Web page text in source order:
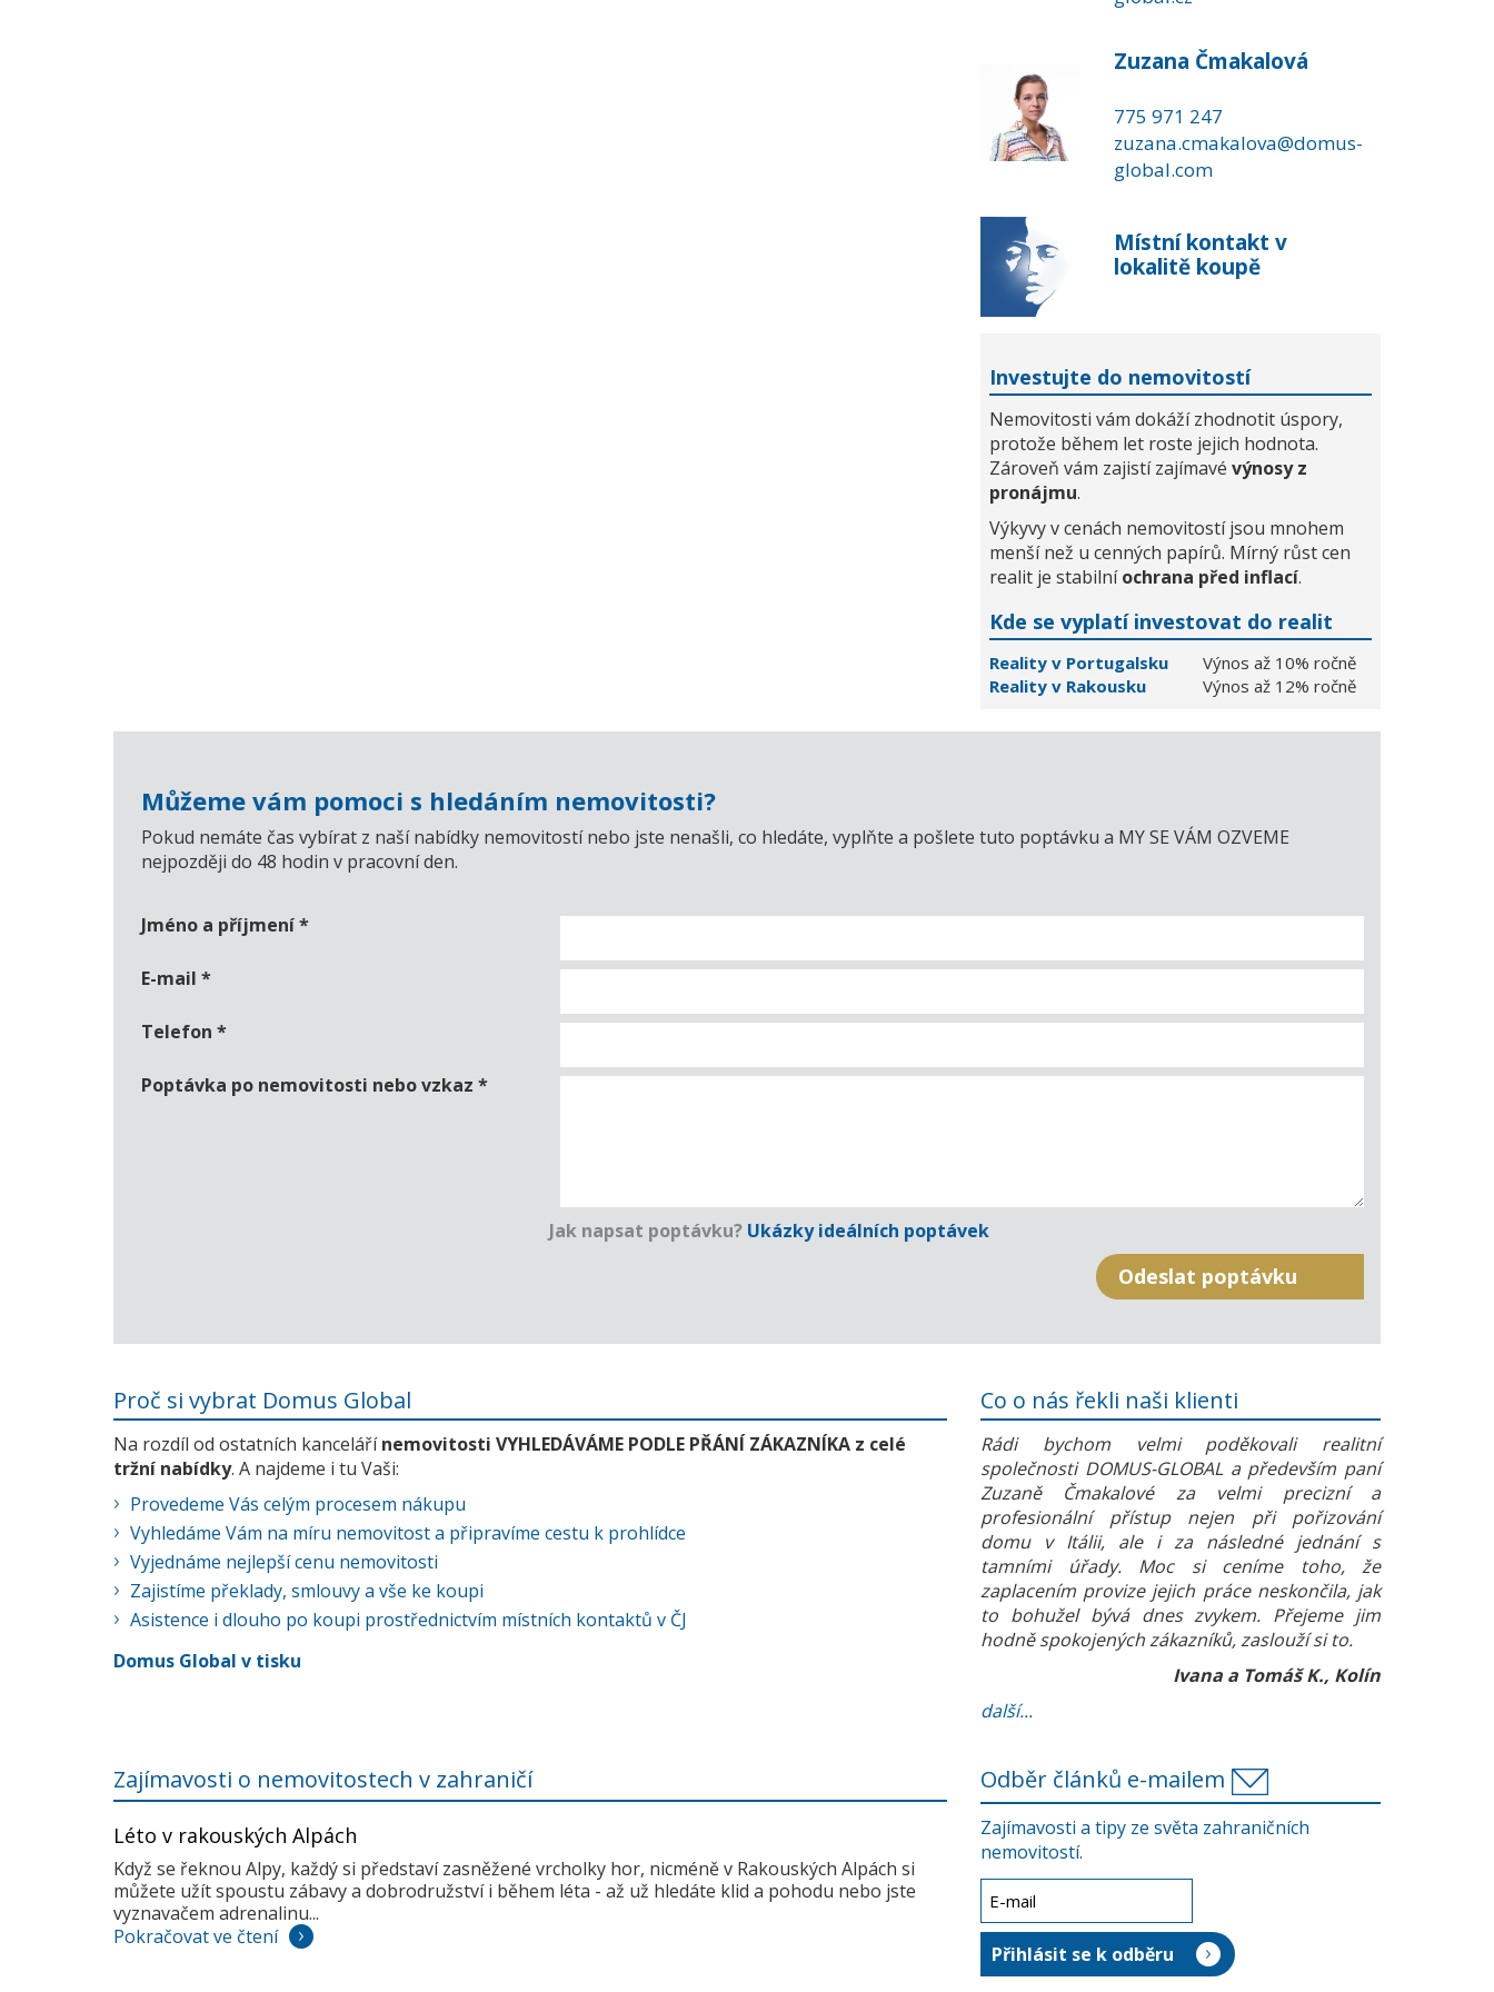
Zuzana Čmakalová
775 971 247
zuzana.cmakalova@domus-
global.com
Místní kontakt v
lokalitě koupě
Investujte do nemovitostí
Nemovitosti vám dokáží zhodnotit úspory,
protože během let roste jejich hodnota.
Zároveň vám zajistí zajímavé výnosy z
pronájmu.
Výkyvy v cenách nemovitostí jsou mnohem
menší než u cenných papírů. Mírný růst cen
realit je stabilníochrana před inflací.
Kde se vyplatí investovat do realit
Reality v Portugalsku
Výnos až 10% ročně
Reality v Rakousku
Výnos až 12% ročně
Můžeme vám pomoci s hledáním nemovitosti?
Pokud nemáte čas vybírat z naší nabídky nemovitostí nebo jste nenašli, co hledáte, vyplňte a pošlete tuto poptávku a MY SE VÁM OZVEME
nejpozději do 48 hodin v pracovní den.
Jméno a příjmení*
E-mail *
Telefon *
Poptávka po nemovitosti nebo vzkaz *
Jak napsat poptávku? Ukázky ideálních poptávek
Proč si vybrat Domus Global
Na rozdíl od ostatních kancelářínemovitosti VYHLEDÁVÁME PODLE PŘÁNÍ ZÁKAZNÍKA z celé
tržní nabídky. A najdeme i tu Vaši:
Provedeme Vás celým procesem nákupu
Vyhledáme Vám na míru nemovitost a připravíme cestu k prohlídce
Vyjednáme nejlepší cenu nemovitosti
Zajistíme překlady, smlouvy a vše ke koupi
Asistence i dlouho po koupi prostřednictvím místních kontaktů v ČJ
Domus Global v tisku
Co o nás řekli naši klienti
Rádi bychom velmi poděkovali realitní
společnosti DOMUS-GLOBAL a především paní
Zuzaně Čmakalové za velmi precizní a
profesionální přístup nejen při pořizování
domu v Itálii, ale i za následné jednání s
tamními úřady. Moc si ceníme toho, že
zaplacením provize jejich práce neskončila, jak
to bohužel bývá dnes zvykem. Přejeme jim
hodně spokojených zákazníků, zaslouží si to.
Ivana a Tomáš K., Kolín
další...
Zajímavosti o nemovitostech v zahraničí
Léto v rakouských Alpách
Když se řeknou Alpy, každý si představí zasněžené vrcholky hor, nicméně v Rakouských Alpách si
můžete užít spoustu zábavy a dobrodružství i během léta - až už hledáte klid a pohodu nebo jste
vyznavačem adrenalinu...
Pokračovat ve čtení
Odběr článků e-mailem
Zajímavosti a tipy ze světa zahraničních
nemovitostí.